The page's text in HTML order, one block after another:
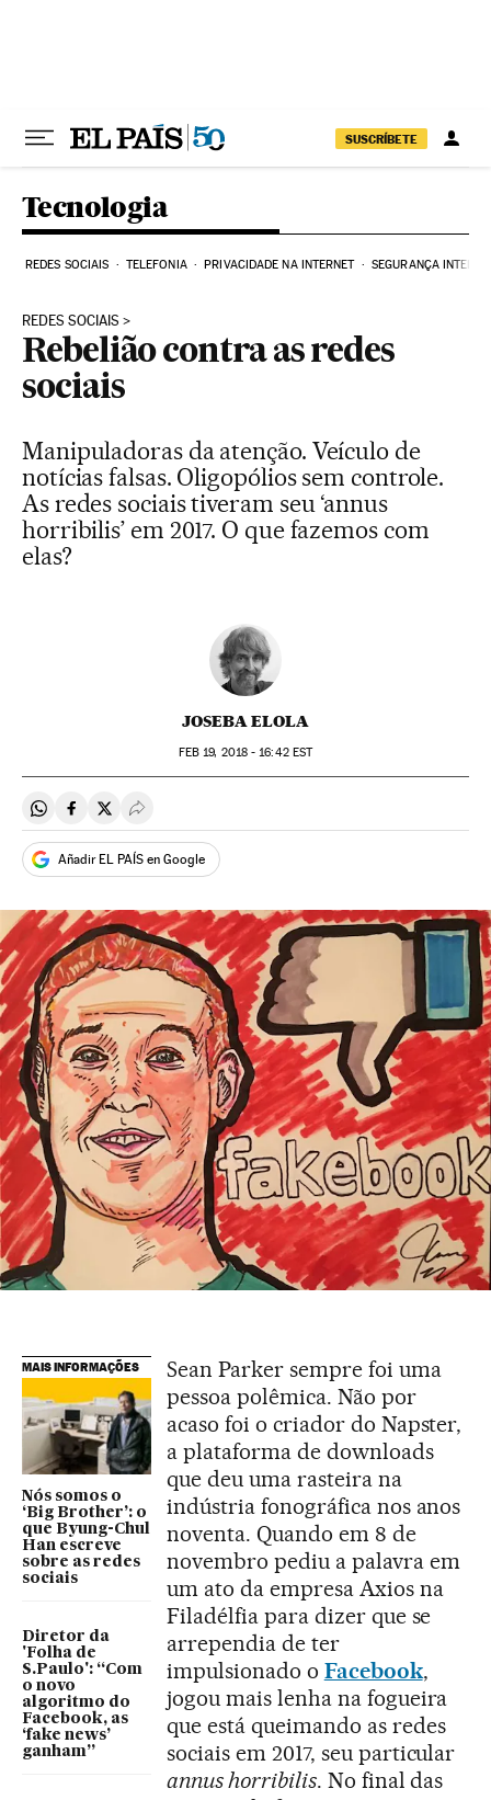
SUSCRÍBETE
Tecnologia
REDES SOCIAIS TELEFONIA PRIVACIDADE NA INTERNET SEGURANÇA
REDES SOCIAIS
Rebelião contra as redes
sociais
Manipuladoras da atenção. Veículo de
notícias falsas. Oligopólios sem controle.
As redes sociais tiveram seu ‘annus
horribilis’ em 2017. O que fazemos com
elas?
JOSEBA ELOLA
FEB 19, 2018 - 16:42EST
Compartir en Whatsapp
Compartir en Facebook
Compartir en Twitter
Desplegar Redes Sociales
Añadir EL PAÍS en Google
MAIS INFORMAÇÕES
Nós somos o
‘Big Brother’: o
que Byung-Chul
Han escreve
sobre as redes
sociais
Diretor da
'Folha de
S.Paulo': “Com
o novo
algoritmo do
Facebook, as
‘fake news’
ganham”
Sean Parker sempre foi uma
pessoa polêmica. Não por
acaso foi o criador do Napster,
a plataforma de downloads
que deu uma rasteira na
indústria fonográfica nos anos
noventa. Quando em 8 de
novembro pediu a palavra em
um ato da empresa Axios na
Filadélfia para dizer que se
arrependia de ter
impulsionado o Facebook,
jogou mais lenha na fogueira
que está queimando as redes
sociais em 2017, seu particular
annus horribilis. No final das